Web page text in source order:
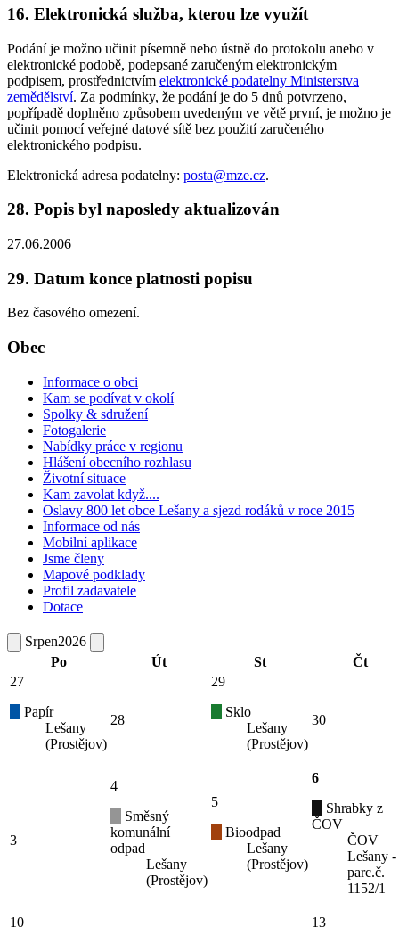
16. Elektronická služba, kterou lze využít
Podání je možno učinit písemně nebo ústně do protokolu anebo v
elektronické podobě, podepsané zaručeným elektronickým
podpisem, prostřednictvím elektronické podatelny Ministerstva
zemědělství. Za podmínky, že podání je do 5 dnů potvrzeno,
popřípadě doplněno způsobem uvedeným ve větě první, je možno je
učinit pomocí veřejné datové sítě bez použití zaručeného
elektronického podpisu.
Elektronická adresa podatelny: posta@mze.cz.
28. Popis byl naposledy aktualizován
27.06.2006
29. Datum konce platnosti popisu
Bez časového omezení.
Obec
Informace o obci
Kam se podívat v okolí
Spolky & sdružení
Fotogalerie
Nabídky práce v regionu
Hlášení obecního rozhlasu
Životní situace
Kam zavolat když....
Oslavy 800 let obce Lešany a sjezd rodáků v roce 2015
Informace od nás
Mobilní aplikace
Jsme členy
Mapové podklady
Profil zadavatele
Dotace
Srpen2026
Po
Út St
Čt
27
Papír
Lešany
(Prostějov)
28
29
Sklo
Lešany
(Prostějov)
30
3
4
Směsný
komunální
odpad
Lešany
(Prostějov)
5
Bioodpad
Lešany
(Prostějov)
6
Shrabky z
ČOV
ČOV
Lešany -
parc.č.
1152/1
10
13